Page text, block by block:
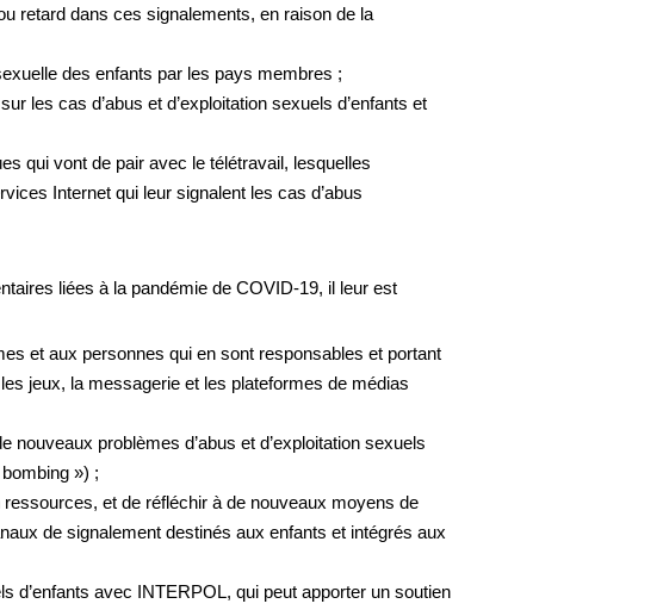
retard dans ces signalements, en raison de la
des enfants par les pays membres ;
les cas d’abus et d’exploitation sexuels d’enfants et
qui vont de pair avec le télétravail, lesquelles
Internet qui leur signalent les cas d’abus
liées à la pandémie de COVID-19, il leur est
et aux personnes qui en sont responsables et portant
jeux, la messagerie et les plateformes de médias
problèmes d’abus et d’exploitation sexuels
») ;
et de réfléchir à de nouveaux moyens de
de signalement destinés aux enfants et intégrés aux
d’enfants avec INTERPOL, qui peut apporter un soutien